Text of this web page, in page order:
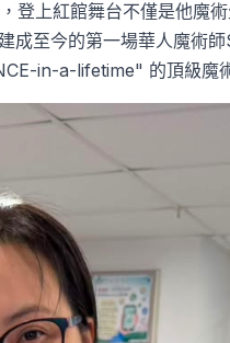
登上紅館舞台不僅是他
成至今的第一場華人魔術師
in-a-lifetime" 的頂級魔